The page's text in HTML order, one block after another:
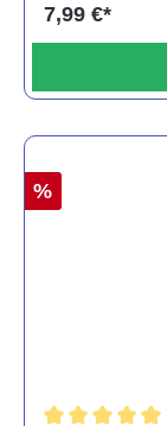
7,99 €*
%